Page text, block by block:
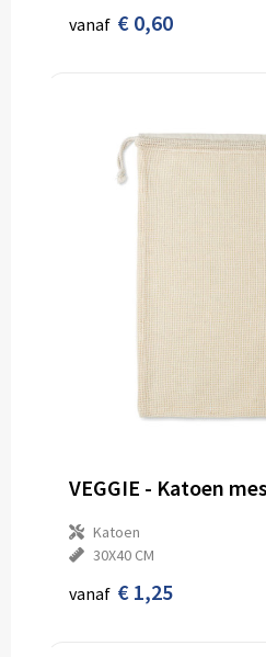
vanaf € 0,60
VEGGIE - Katoen
Katoen
30X40 CM
vanaf € 1,25